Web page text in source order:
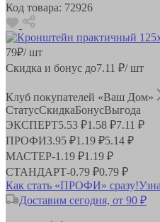
Код товара: 72926
79₽/ шт
Скидка и бонус до7.11 ₽/ шт
Клуб покупателей «Ваш Дом»
СтатусСкидкаБонусВыгода
ЭКСПЕРТ5.53 ₽1.58 ₽7.11 ₽
ПРОФИ3.95 ₽1.19 ₽5.14 ₽
МАСТЕР-1.19 ₽1.19 ₽
СТАНДАРТ-0.79 ₽0.79 ₽
Как стать «ПРОФИ» сразу!
Доставим сегодня, от 90 ₽